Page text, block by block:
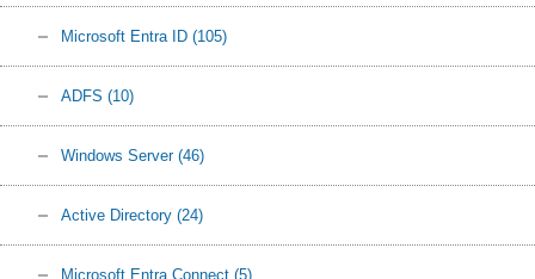
Microsoft Entra ID (105)
ADFS (10)
Windows Server (46)
Active Directory (24)
Microsoft Entra Connect (5)